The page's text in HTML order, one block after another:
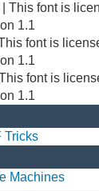
| This font is
1.1
font is
1.1
font is
1.1
Tricks
Machines